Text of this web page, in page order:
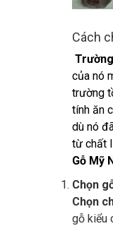
Cách
của nó
trường
tính ăn
dù nó
từ chất
Gỗ Mỹ
Chọn
Chọn
gỗ kiểu